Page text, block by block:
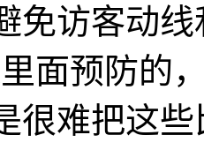
免访客动
面预防的
很难把这